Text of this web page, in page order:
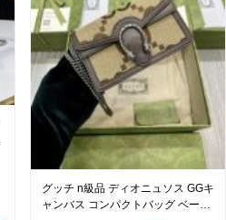
グッチ n級品 ディオニュソス GGキ
ャンバス コンパクトバッグ ベージ